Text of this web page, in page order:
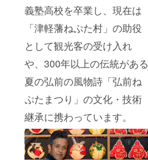
義塾高校を卒業し、現在は
「津軽藩ねぷた村」の助役
として観光客の受け入れ
や、300年以上の伝統がある
夏の弘前の風物詩「弘前ね
ぷたまつり」の文化・技術
継承に携わっています。